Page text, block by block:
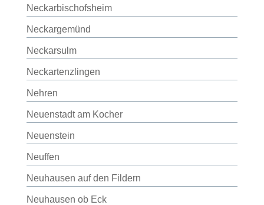
Neckarbischofsheim
Neckargemünd
Neckarsulm
Neckartenzlingen
Nehren
Neuenstadt am Kocher
Neuenstein
Neuffen
Neuhausen auf den Fildern
Neuhausen ob Eck